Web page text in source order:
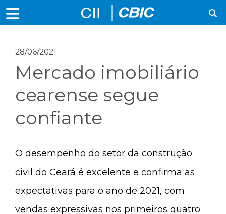
28/06/2021
Mercado imobiliário
cearense segue
confiante
O desempenho do setor da construção
civil do Ceará é excelente e confirma as
expectativas para o ano de 2021, com
vendas expressivas nos primeiros quatro